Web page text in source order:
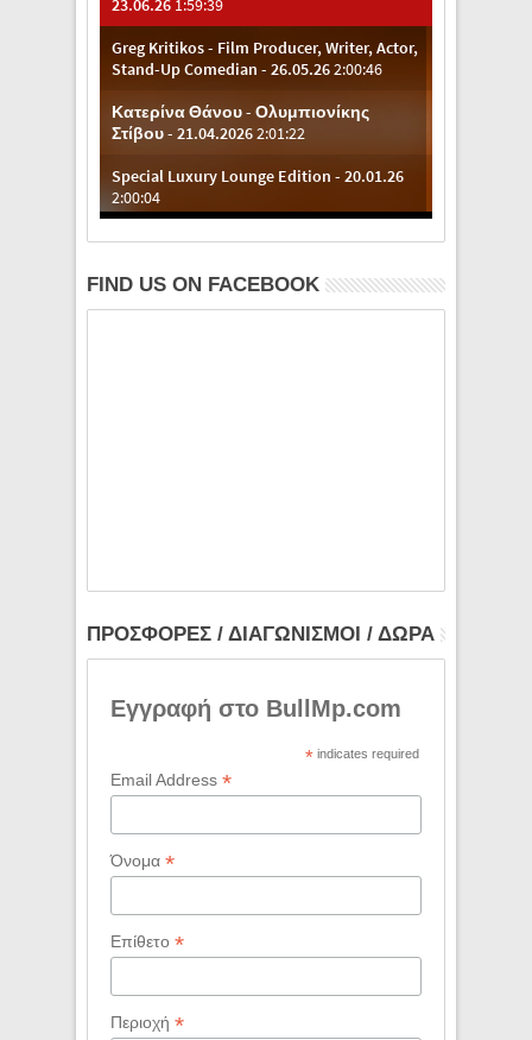
FIND US ON FACEBOOK
ΠΡΟΣΦΟΡΕΣ / ΔΙΑΓΩΝΙΣΜΟΙ / ΔΩΡΑ
Εγγραφή στο BullMp.com
*indicates required
Email Address *
Όνομα *
Επίθετο *
Περιοχή *